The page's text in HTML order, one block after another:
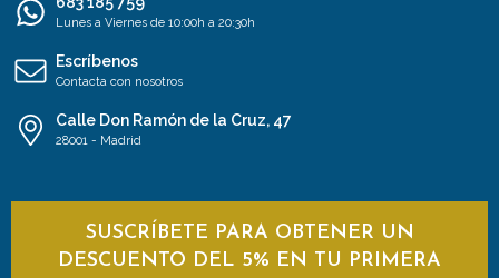
Lunes a Viernes de 10:00h a 20:30h
Escríbenos
Contacta con nosotros
Calle Don Ramón de la Cruz, 47
28001 - Madrid
SUSCRÍBETE PARA OBTENER UN
DESCUENTO DEL 5% EN TU PRIMERA